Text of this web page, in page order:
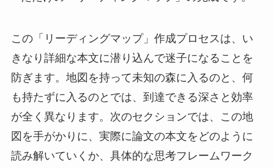
この「リーディングマップ」作成プロセスは、い
きなり詳細な本文に潜り込んで迷子になることを
防ぎます。地図を持って未知の森に入るのと、何
も持たずに入るのとでは、到達できる深さと効率
が全く異なります。次のセクションでは、この地
図を手がかりに、実際に論文の本文をどのように
読み解いていくか、具体的な思考フレームワーク